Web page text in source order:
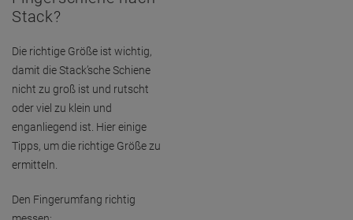
Stack?
Die richtige Größe ist wichtig,
damit die Stack’sche Schiene
nicht zu groß ist und rutscht
oder viel zu klein und
enganliegend ist. Hier einige
Tipps, um die richtige Größe zu
ermitteln.
Den Fingerumfang richtig